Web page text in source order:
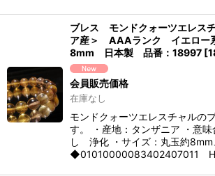
ブレス モンドクォーツエレス
ア産＞ AAAランク イエロ
8mm 日本製 品番：18997 [
会員販売価格
在庫なし
モンドクォーツエレスチャルの
す。 ・産地：タンザニア ・意
し 浄化 ・サイズ：丸玉約8mm
◆01010000083402407011 H